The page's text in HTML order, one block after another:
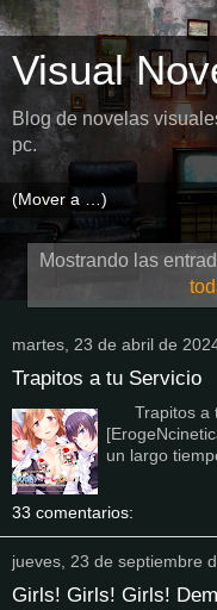
Visual
Blog de novelas
pc.
Mostrando las
martes, 23 de abril de
Trapitos a tu Servicio
Trapitos a
un largo
33 comentarios:
jueves, 23 de septiembre
Girls! Girls! Girls!